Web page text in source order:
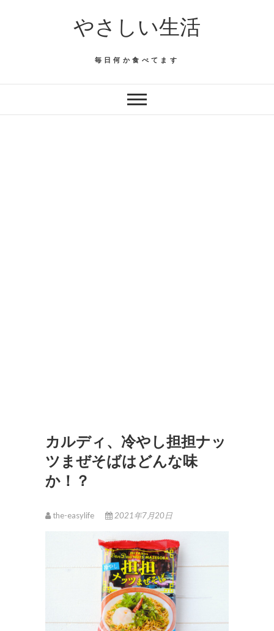
やさしい生活
毎日何か食べてます
カルディ、冷やし担担ナッ
ツまぜそばはどんな味
か！？
the-easylife 2021年7月20日